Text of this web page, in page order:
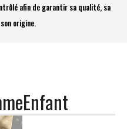
afin de garantir sa qualité, sa
origine.
Enfant